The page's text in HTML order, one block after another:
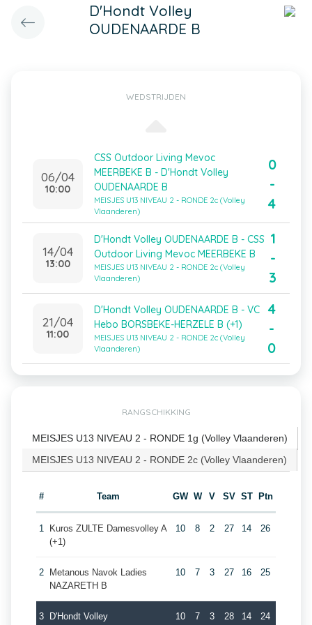
D'Hondt Volley
OUDENAARDE B
WEDSTRIJDEN
06/04
10:00
CSS Outdoor Living Mevoc
MEERBEKE B - D'Hondt Volley
OUDENAARDE B
MEISJES U13 NIVEAU 2 - RONDE 2c (Volley
Vlaanderen)
0
-
4
14/04
13:00
D'Hondt Volley OUDENAARDE B - CSS
Outdoor Living Mevoc MEERBEKE B
MEISJES U13 NIVEAU 2 - RONDE 2c (Volley
Vlaanderen)
1
-
3
21/04
11:00
D'Hondt Volley OUDENAARDE B - VC
Hebo BORSBEKE-HERZELE B (+1)
MEISJES U13 NIVEAU 2 - RONDE 2c (Volley
Vlaanderen)
4
-
0
RANGSCHIKKING
MEISJES U13 NIVEAU 2 - RONDE 1g (Volley Vlaanderen)
MEISJES U13 NIVEAU 2 - RONDE 2c (Volley Vlaanderen)
# Team GW W V SV ST Ptn
1
Kuros ZULTE Damesvolley A
(+1)
10 8 2 27 14 26
2
Metanous Navok Ladies
NAZARETH B
10 7 3 27 16 25
3
D'Hondt Volley
10 7 3 28 14 24